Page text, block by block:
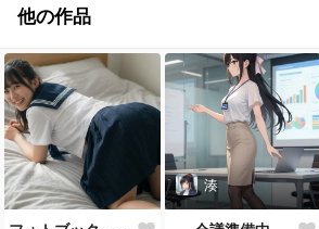
他の作品
湊